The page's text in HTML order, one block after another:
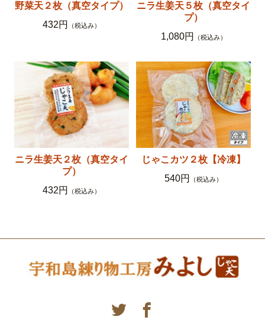
野菜天２枚（真空タイプ）
432円
（税込み）
ニラ生姜天５枚（真空タイ
プ）
1,080円
（税込み）
ニラ生姜天２枚（真空タイ
プ）
432円
（税込み）
じゃこカツ２枚【冷凍】
540円
（税込み）